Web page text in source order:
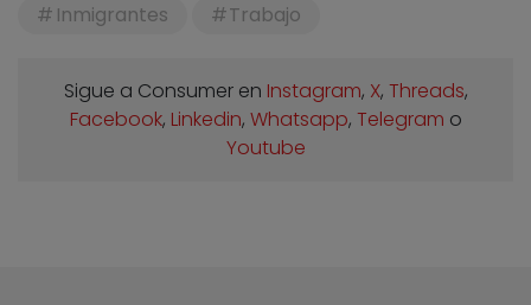
Inmigrantes
Trabajo
Sigue a Consumer en Instagram, X, Threads,
Facebook, Linkedin, Whatsapp, Telegram o
Youtube